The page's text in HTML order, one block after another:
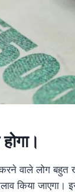
वाले लोग बहुत
किया जाएगा।